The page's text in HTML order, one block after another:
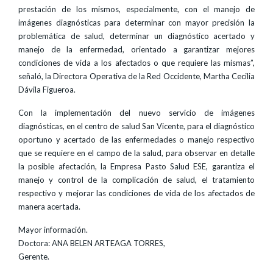
prestación de los mismos, especialmente, con el manejo de
imágenes diagnósticas para determinar con mayor precisión la
problemática de salud, determinar un diagnóstico acertado y
manejo de la enfermedad, orientado a garantizar mejores
condiciones de vida a los afectados o que requiere las mismas”,
señaló, la Directora Operativa de la Red Occidente, Martha Cecilia
Dávila Figueroa.
Con la implementación del nuevo servicio de imágenes
diagnósticas, en el centro de salud San Vicente, para el diagnóstico
oportuno y acertado de las enfermedades o manejo respectivo
que se requiere en el campo de la salud, para observar en detalle
la posible afectación, la Empresa Pasto Salud ESE, garantiza el
manejo y control de la complicación de salud, el tratamiento
respectivo y mejorar las condiciones de vida de los afectados de
manera acertada.
Mayor información.
Doctora: ANA BELEN ARTEAGA TORRES,
Gerente.